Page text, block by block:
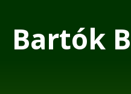
Bartók